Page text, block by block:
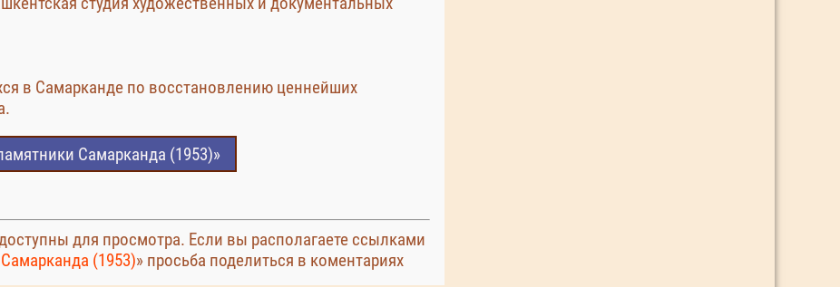
в Самарканде по восстановлению ценнейших
Самарканда (1953)»
для просмотра. Если вы располагаете ссылками
(1953)» просьба поделиться в коментариях